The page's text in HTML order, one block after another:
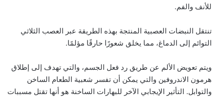
للأنف والفم.
تنتقل النبضات العصبية المنتجة بهذه الطريقة عبر العصب الثلاثي
التوائم إلى الدماغ، مما يخلق شعورًا حارقًا مؤلمًا.
ويتم تعويض الألم عن طريق رد فعل الجسم، والتي تهدف إلى إطلاق
هرمون الاندروفين والتي يمكن أن تفسر شعبية الطعام الساخن
والتوابل. التأثير الإيجابي الآخر للبهارات الساخنة هو أنها تقتل مسببات